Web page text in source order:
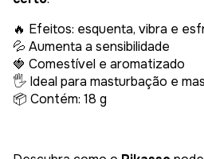
🔥 Efeitos: esquenta, vibra e
💦 Aumenta a sensibilidade
🍓 Comestível e aromatizado
🖐️ Ideal para masturbação e
📦 Contém: 18 g